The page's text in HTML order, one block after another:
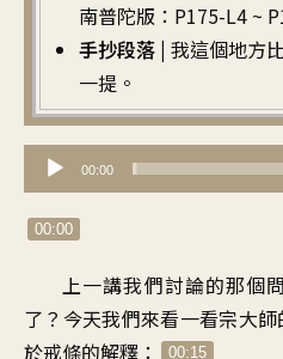
南普陀版：P175-L4 ~
手抄段落 | 我這個地方
一提。
訊
播
00:00
00:00
上一講我們討論的那個
了 ？ 今天我們來看一看宗大
於戒條的解釋 ： 00:15